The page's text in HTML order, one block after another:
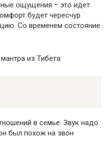
ощущения – это идет
будет чересчур
Со временем состояние
из Тибета:
в семье. Звук надо
был похож на звон